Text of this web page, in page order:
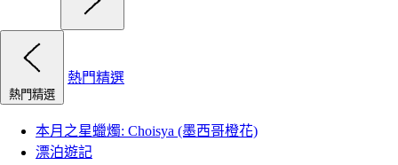
熱門精選
熱門精選
本月之星蠟燭: Choisya (墨西哥橙花)
漂泊遊記